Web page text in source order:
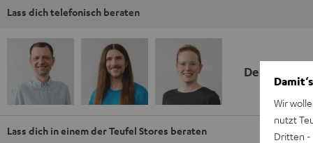
Lass dich telefonisch beraten
Deine
Lass dich in einem der Teufel Stores beraten
Wir
nutzt
Dritten -